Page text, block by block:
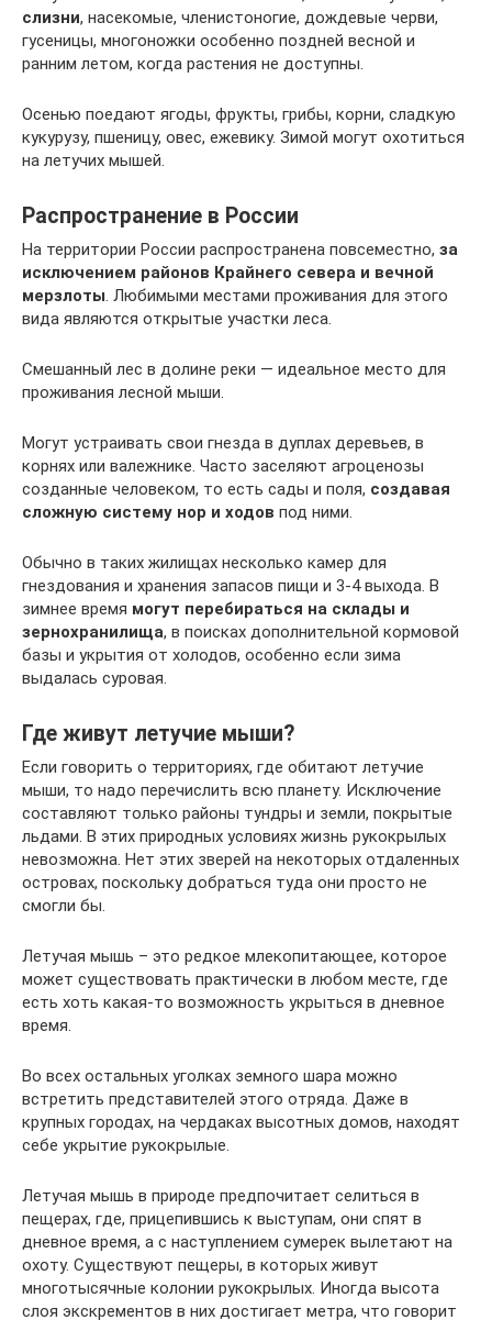
слизни, насекомые, членистоногие, дождевые черви,
гусеницы, многоножки особенно поздней весной и
ранним летом, когда растения не доступны.
Осенью поедают ягоды, фрукты, грибы, корни, сладкую
кукурузу, пшеницу, овес, ежевику. Зимой могут охотиться
на летучих мышей.
Распространение в России
На территории России распространена повсеместно, за
исключением районов Крайнего севера и вечной
мерзлоты. Любимыми местами проживания для этого
вида являются открытые участки леса.
Смешанный лес в долине реки — идеальное место для
проживания лесной мыши.
Могут устраивать свои гнезда в дуплах деревьев, в
корнях или валежнике. Часто заселяют агроценозы
созданные человеком, то есть сады и поля, создавая
сложную систему нор и ходов под ними.
Обычно в таких жилищах несколько камер для
гнездования и хранения запасов пищи и 3-4 выхода. В
зимнее время могут перебираться на склады и
зернохранилища, в поисках дополнительной кормовой
базы и укрытия от холодов, особенно если зима
выдалась суровая.
Где живут летучие мыши?
Если говорить о территориях, где обитают летучие
мыши, то надо перечислить всю планету. Исключение
составляют только районы тундры и земли, покрытые
льдами. В этих природных условиях жизнь рукокрылых
невозможна. Нет этих зверей на некоторых отдаленных
островах, поскольку добраться туда они просто не
смогли бы.
Летучая мышь – это редкое млекопитающее, которое
может существовать практически в любом месте, где
есть хоть какая-то возможность укрыться в дневное
время.
Во всех остальных уголках земного шара можно
встретить представителей этого отряда. Даже в
крупных городах, на чердаках высотных домов, находят
себе укрытие рукокрылые.
Летучая мышь в природе предпочитает селиться в
пещерах, где, прицепившись к выступам, они спят в
дневное время, а с наступлением сумерек вылетают на
охоту. Существуют пещеры, в которых живут
многотысячные колонии рукокрылых. Иногда высота
слоя экскрементов в них достигает метра, что говорит